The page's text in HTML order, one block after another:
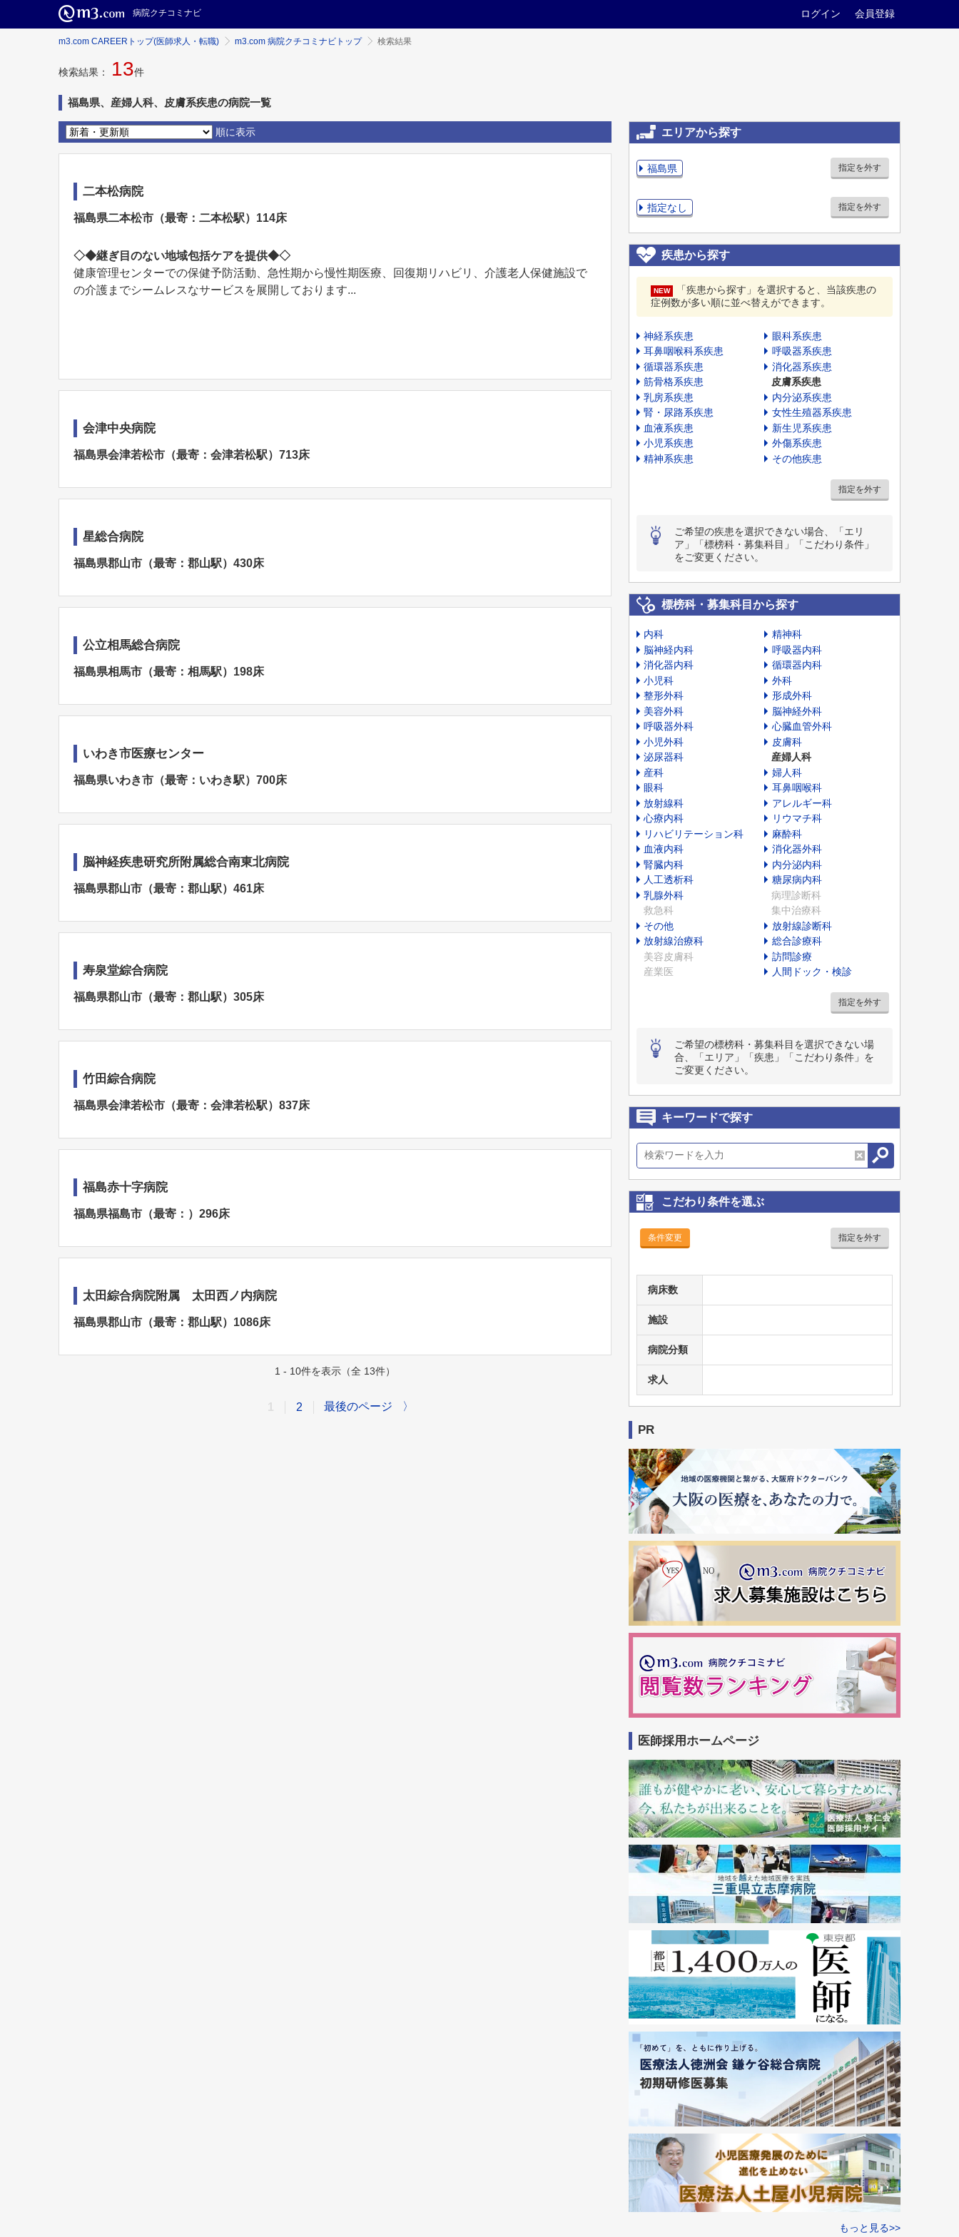
病院クチコミナビ ログイン 会員登録
m3.com CAREERトップ(医師求人・転職) m3.com 病院クチコミナビトップ 検索結果
検索結果： 13件
福島県、産婦人科、皮膚系疾患の病院一覧
順に表示
二本松病院
福島県二本松市（最寄：二本松駅）114床
◇◆継ぎ目のない地域包括ケアを提供◆◇
健康管理センターでの保健予防活動、急性期から慢性期医療、回復期リハビリ、介護老人保健施設で
の介護までシームレスなサービスを展開しております...
会津中央病院
福島県会津若松市（最寄：会津若松駅）713床
星総合病院
福島県郡山市（最寄：郡山駅）430床
公立相馬総合病院
福島県相馬市（最寄：相馬駅）198床
いわき市医療センター
福島県いわき市（最寄：いわき駅）700床
脳神経疾患研究所附属総合南東北病院
福島県郡山市（最寄：郡山駅）461床
寿泉堂綜合病院
福島県郡山市（最寄：郡山駅）305床
竹田綜合病院
福島県会津若松市（最寄：会津若松駅）837床
福島赤十字病院
福島県福島市（最寄：）296床
太田綜合病院附属 太田西ノ内病院
福島県郡山市（最寄：郡山駅）1086床
1 - 10件を表示（全 13件）
2 最後のページ 〉
エリアから探す
福島県 指定を外す
指定なし 指定を外す
疾患から探す
NEW
「疾患から探す」を選択すると、当該疾患の
症例数が多い順に並べ替えができます。
神経系疾患
眼科系疾患
耳鼻咽喉科系疾患
呼吸器系疾患
循環器系疾患
消化器系疾患
筋骨格系疾患
皮膚系疾患
乳房系疾患
内分泌系疾患
腎・尿路系疾患
女性生殖器系疾患
血液系疾患
新生児系疾患
小児系疾患
外傷系疾患
精神系疾患
その他疾患
指定を外す
ご希望の疾患を選択できない場合、「エリ
ア」「標榜科・募集科目」「こだわり条件」
をご変更ください。
標榜科・募集科目から探す
内科
精神科
脳神経内科
呼吸器内科
消化器内科
循環器内科
小児科
外科
整形外科
形成外科
美容外科
脳神経外科
呼吸器外科
心臓血管外科
小児外科
皮膚科
泌尿器科
産婦人科
産科
婦人科
眼科
耳鼻咽喉科
放射線科
アレルギー科
心療内科
リウマチ科
リハビリテーション科
麻酔科
血液内科
消化器外科
腎臓内科
内分泌内科
人工透析科
糖尿病内科
乳腺外科
病理診断科
救急科
集中治療科
その他
放射線診断科
放射線治療科
総合診療科
美容皮膚科
訪問診療
産業医
人間ドック・検診
指定を外す
ご希望の標榜科・募集科目を選択できない場
合、「エリア」「疾患」「こだわり条件」を
ご変更ください。
キーワードで探す
こだわり条件を選ぶ
条件変更 指定を外す
病床数
施設
病院分類
求人
PR
医師採用ホームページ
もっと見る>>